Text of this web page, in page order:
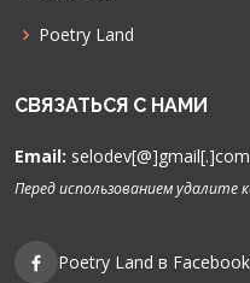
Poetry Land
СВЯЗАТЬСЯ С НАМИ
Email: selodev[@]gmail[.]com
Перед использованием удалите
Poetry Land в Facebook